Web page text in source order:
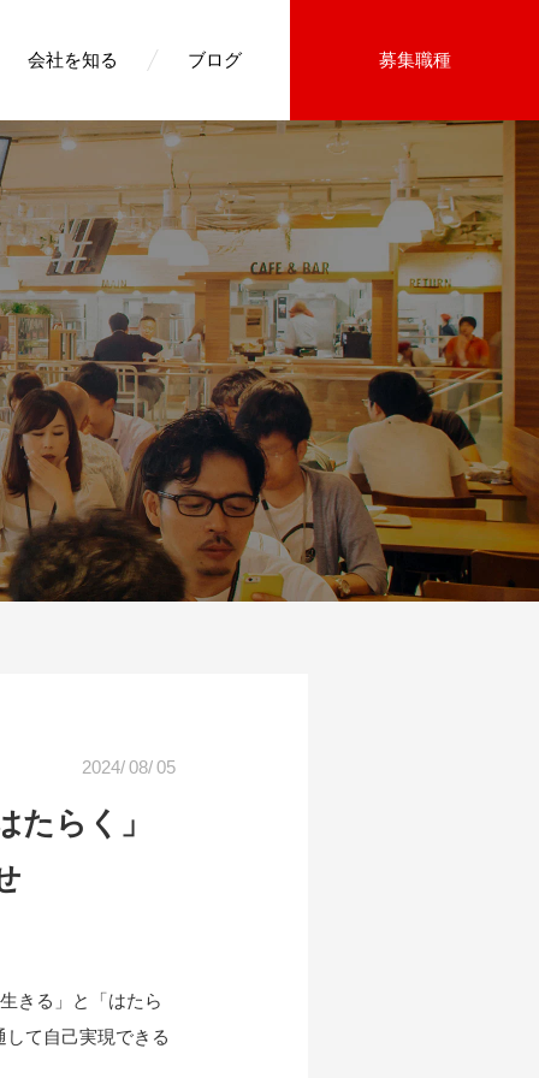
会社を知る ブログ 募集職種
2024/08/05
らく」
きる」と「はたら
て自己実現できる